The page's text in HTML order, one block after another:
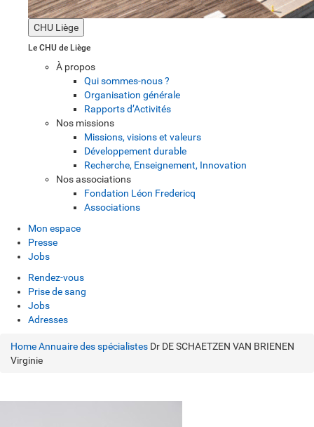
CHU Liège
Le CHU de Liège
À propos
Qui sommes-nous ?
Organisation générale
Rapports d’Activités
Nos missions
Missions, visions et valeurs
Développement durable
Recherche, Enseignement, Innovation
Nos associations
Fondation Léon Fredericq
Associations
Mon espace
Presse
Jobs
Rendez-vous
Prise de sang
Jobs
Adresses
HomeAnnuaire des spécialistes Dr DE SCHAETZEN VAN BRIENEN
Virginie